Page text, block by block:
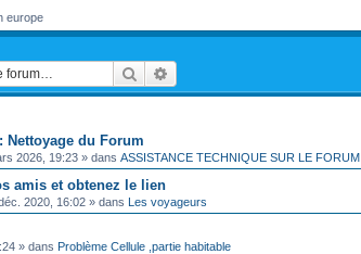
europe
Rechercher
du Forum
2026, 19:23 » dans ASSISTANCE TECHNIQUE SUR LE FORUM
amis et obtenez le lien
2020, 16:02 » dans Les voyageurs
» dans Problème Cellule ,partie habitable